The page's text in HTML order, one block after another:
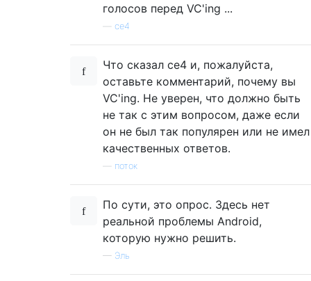
голосов перед VC'ing ...
ce4
Что сказал ce4 и, пожалуйста,
оставьте комментарий, почему вы
VC'ing. Не уверен, что должно быть
не так с этим вопросом, даже если
он не был так популярен или не имел
качественных ответов.
поток
По сути, это опрос. Здесь нет
реальной проблемы Android,
которую нужно решить.
— Эль